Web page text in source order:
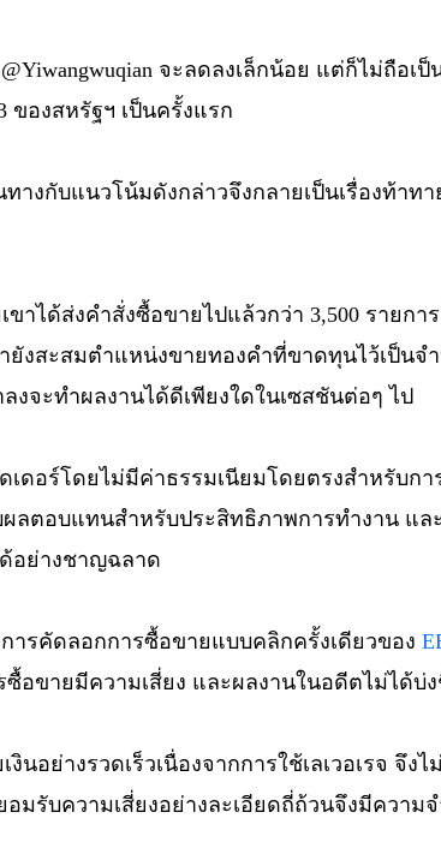
จะลดลงเล็กน้อย แต่ก็ไม่ถือเ
ของสหรัฐฯ เป็นครั้งแรก
กับแนวโน้มดังกล่าวจึงกลายเป็นเรื่องท้าทาย
าได้ส่งคำสั่งซื้อขายไปแล้วกว่า 3,500 รายกา
งสะสมตำแหน่งขายทองคำที่ขาดทุนไว้เป็นจ
จะทำผลงานได้ดีเพียงใดในเซสชันต่อๆ ไป
เดอร์โดยไม่มีค่าธรรมเนียมโดยตรงสำหรับก
ตอบแทนสำหรับประสิทธิภาพการทำงาน แล
อย่างชาญฉลาด
รคัดลอกการซื้อขายแบบคลิกครั้งเดียวของ
ขายมีความเสี่ยง และผลงานในอดีตไม่ได้บ่
อย่างรวดเร็วเนื่องจากการใช้เลเวอเรจ จึง
รับความเสี่ยงอย่างละเอียดถี่ถ้วนจึงมีความจ